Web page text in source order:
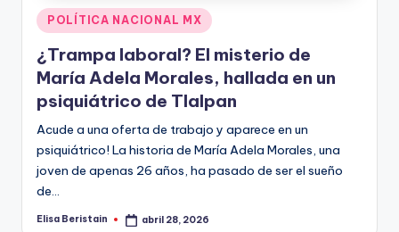
Publicado
en
POLÍTICA NACIONAL MX
¿Trampa laboral? El misterio de
María Adela Morales, hallada en un
psiquiátrico de Tlalpan
Acude a una oferta de trabajo y aparece en un
psiquiátrico! La historia de María Adela Morales, una
joven de apenas 26 años, ha pasado de ser el sueño
de…
Publicado
Elisa Beristain abril 28, 2026